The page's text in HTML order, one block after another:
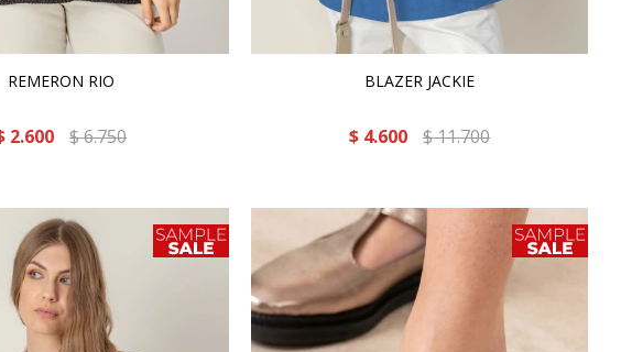
REMERON RIO
2.600 $6.750
BLAZER JACKIE
$ 4.600 $11.700